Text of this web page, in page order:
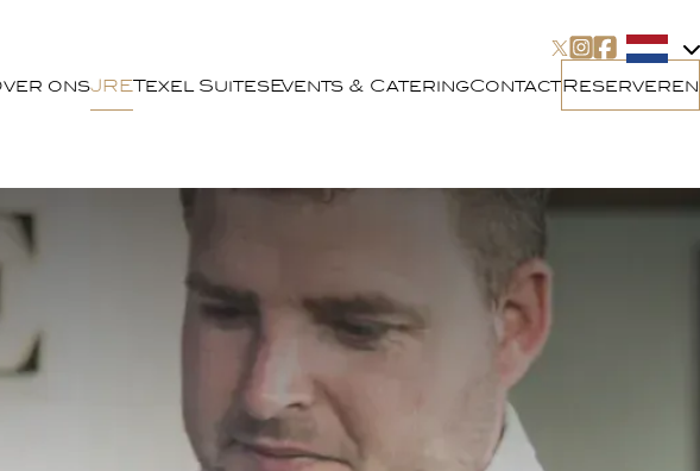
onsJRETexel SuitesEvents & CateringContactReserveren